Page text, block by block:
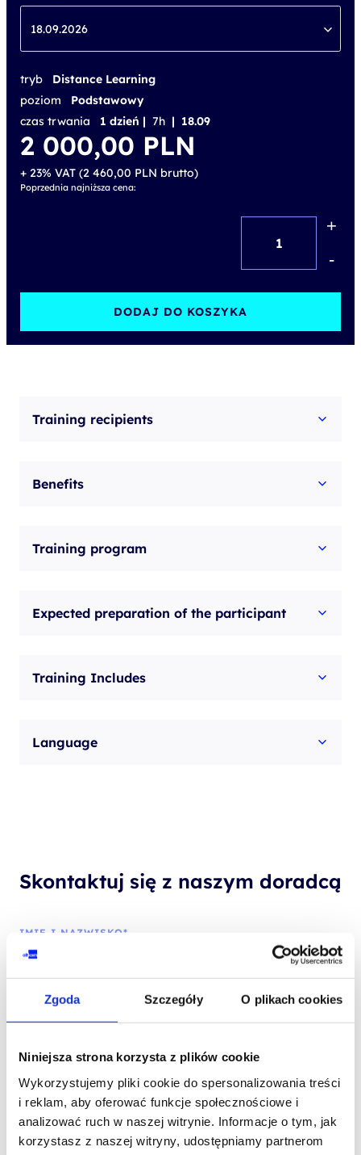
Zgoda Szczegóły O plikach cookies
Niniejsza strona korzysta z plików cookie
Wykorzystujemy pliki cookie do spersonalizowania treści
i reklam, aby oferować funkcje społecznościowe i
analizować ruch w naszej witrynie. Informacje o tym, jak
korzystasz z naszej witryny, udostępniamy partnerom
18.09.2026
tryb
Distance Learning
poziom
Podstawowy
czas trwania
1 dzień | 7h | 18.09
2 000,00 PLN
+ 23% VAT (2 460,00 PLN brutto)
Poprzednia najniższa cena:
Practitioner
Essentials
+
-
DODAJ DO KOSZYKA
Training recipients
Benefits
Training program
Expected preparation of the participant
Training Includes
Language
Skontaktuj się z naszym doradcą
IMIĘ I NAZWISKO*
EMAIL*